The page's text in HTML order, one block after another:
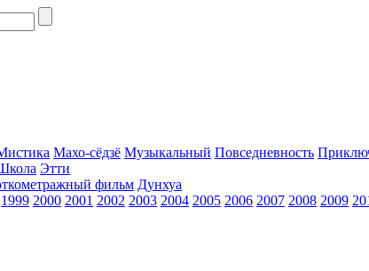
Махо-сёдзё Музыкальный Повседневность
Этти
фильм Дунхуа
1999 2000 2001 2002 2003 2004 2005 2006 2007 2008 2009